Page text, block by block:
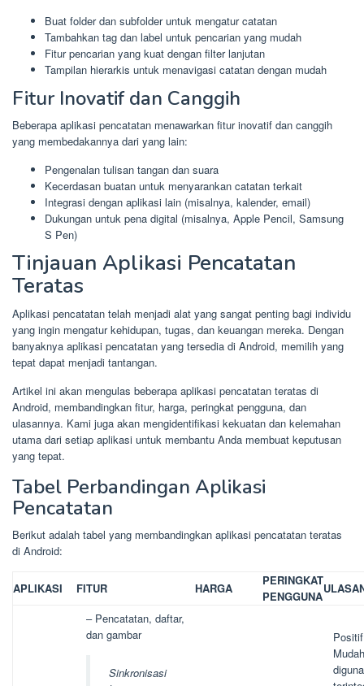
Buat folder dan subfolder untuk mengatur catatan
Tambahkan tag dan label untuk pencarian yang mudah
Fitur pencarian yang kuat dengan filter lanjutan
Tampilan hierarkis untuk menavigasi catatan dengan mudah
Fitur Inovatif dan Canggih
Beberapa aplikasi pencatatan menawarkan fitur inovatif dan canggih
yang membedakannya dari yang lain:
Pengenalan tulisan tangan dan suara
Kecerdasan buatan untuk menyarankan catatan terkait
Integrasi dengan aplikasi lain (misalnya, kalender, email)
Dukungan untuk pena digital (misalnya, Apple Pencil, Samsung
S Pen)
Tinjauan Aplikasi Pencatatan
Teratas
Aplikasi pencatatan telah menjadi alat yang sangat penting bagi individu
yang ingin mengatur kehidupan, tugas, dan keuangan mereka. Dengan
banyaknya aplikasi pencatatan yang tersedia di Android, memilih yang
tepat dapat menjadi tantangan.
Artikel ini akan mengulas beberapa aplikasi pencatatan teratas di
Android, membandingkan fitur, harga, peringkat pengguna, dan
ulasannya. Kami juga akan mengidentifikasi kekuatan dan kelemahan
utama dari setiap aplikasi untuk membantu Anda membuat keputusan
yang tepat.
Tabel Perbandingan Aplikasi
Pencatatan
Berikut adalah tabel yang membandingkan aplikasi pencatatan teratas
di Android:
APLIKASI FITUR HARGA
PERINGKAT
PENGGUNA
– Pencatatan, daftar,
dan gambar
Sinkronisasi
Mudah